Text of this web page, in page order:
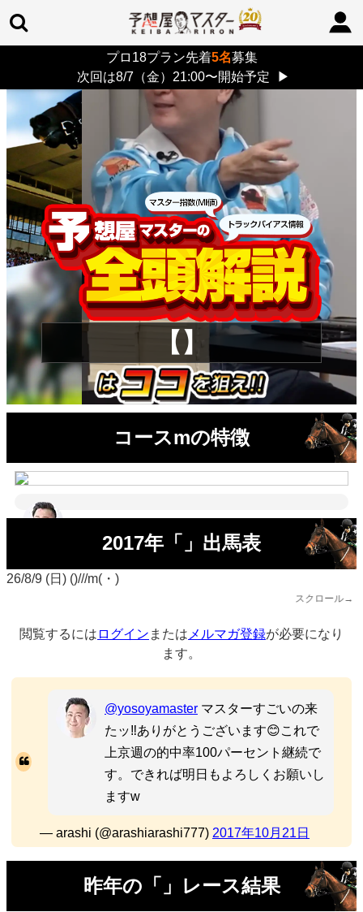
プロ18プラン先着5名募集
次回は8/7（金）21:00〜開始予定
▶
> 26/8/9 (日)
【】
コースmの特徴
2017年「」出馬表
26/8/9 (日) ()///m(・)
スクロール→
閲覧するには ログイン または メルマガ登録が必要になり
ます。
@yosoyamaster マスターすごいの来
たッ‼️ありがとうございます😊これで
上京週の的中率100パーセント継続で
す。できれば明日もよろしくお願いし
ますw
— arashi (@arashiarashi777) 2017年10月21日
昨年の「」レース結果